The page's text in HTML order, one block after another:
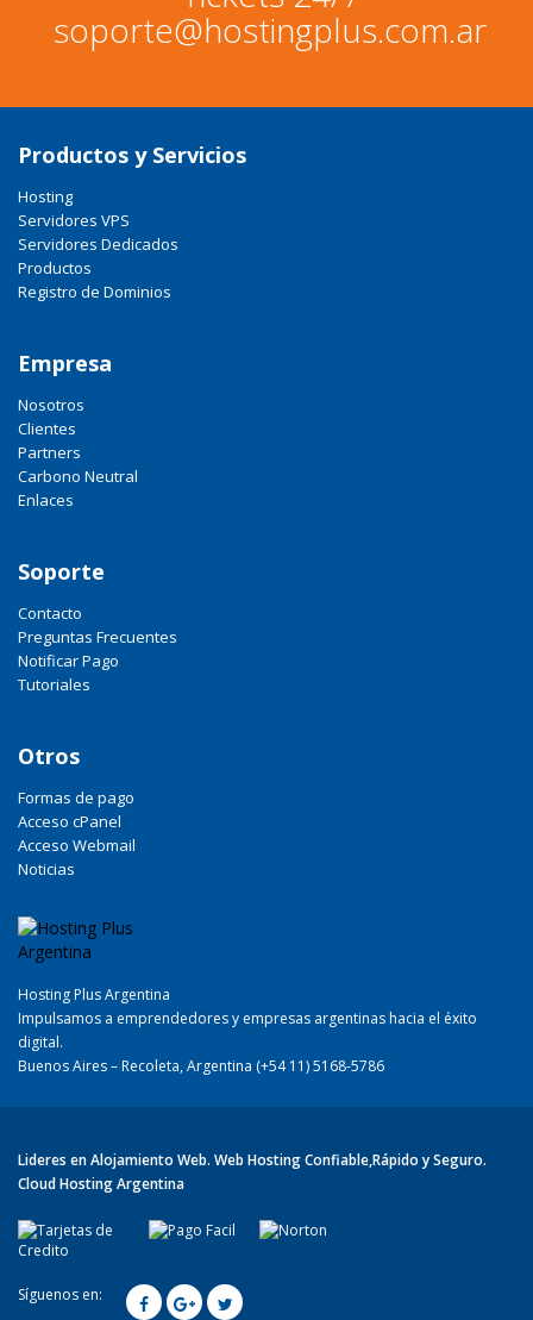
soporte@hostingplus.com.ar
Productos y Servicios
Hosting
Servidores VPS
Servidores Dedicados
Productos
Registro de Dominios
Empresa
Nosotros
Clientes
Partners
Carbono Neutral
Enlaces
Soporte
Contacto
Preguntas Frecuentes
Notificar Pago
Tutoriales
Otros
Formas de pago
Acceso cPanel
Acceso Webmail
Noticias
Hosting Plus Argentina
Impulsamos a emprendedores y empresas argentinas hacia el éxito
digital.
Buenos Aires – Recoleta, Argentina (+54 11) 5168-5786
Lideres en Alojamiento Web. Web Hosting Confiable,Rápido y Seguro.
Cloud Hosting Argentina
Síguenos en: